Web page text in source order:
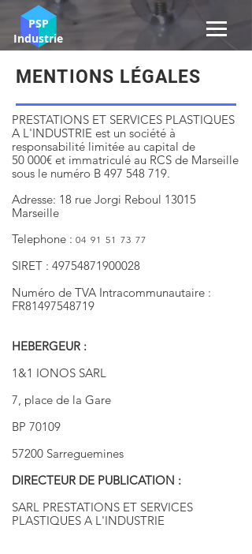
PSP
Industrie
MENTIONS LÉGALES
PRESTATIONS ET SERVICES PLASTIQUES
A L'INDUSTRIE est un société à
responsabilité limitée au capital de
50 000€ et immatriculé au RCS de Marseille
sous le numéro B 497 548 719.
Adresse: 18 rue Jorgi Reboul 13015
Marseille
Telephone : 04 91 51 73 77
SIRET : 49754871900028
Numéro de TVA Intracommunautaire :
FR81497548719
HEBERGEUR :
1&1 IONOS SARL
7, place de la Gare
BP 70109
57200 Sarreguemines
DIRECTEUR DE PUBLICATION :
SARL PRESTATIONS ET SERVICES
PLASTIQUES A L'INDUSTRIE